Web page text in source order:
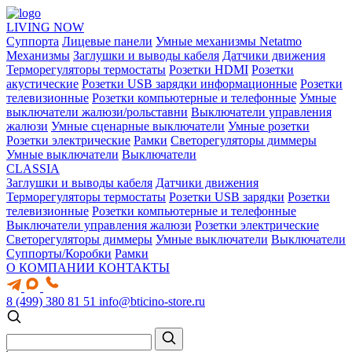
LIVING NOW
Суппорта Лицевые панели Умные механизмы Netatmo
Механизмы Заглушки и выводы кабеля Датчики движения
Терморегуляторы термостаты Розетки HDMI Розетки
акустические Розетки USB зарядки информационные Розетки
телевизионные Розетки компьютерные и телефонные Умные
выключатели жалюзи/рольставни Выключатели управления
жалюзи Умные сценарные выключатели Умные розетки
Розетки электрические Рамки Светорегуляторы диммеры
Умные выключатели Выключатели
CLASSIA
Заглушки и выводы кабеля Датчики движения
Терморегуляторы термостаты Розетки USB зарядки Розетки
телевизионные Розетки компьютерные и телефонные
Выключатели управления жалюзи Розетки электрические
Светорегуляторы диммеры Умные выключатели Выключатели
Суппорты/Коробки Рамки
О КОМПАНИИ КОНТАКТЫ
8 (499) 380 81 51 info@bticino-store.ru